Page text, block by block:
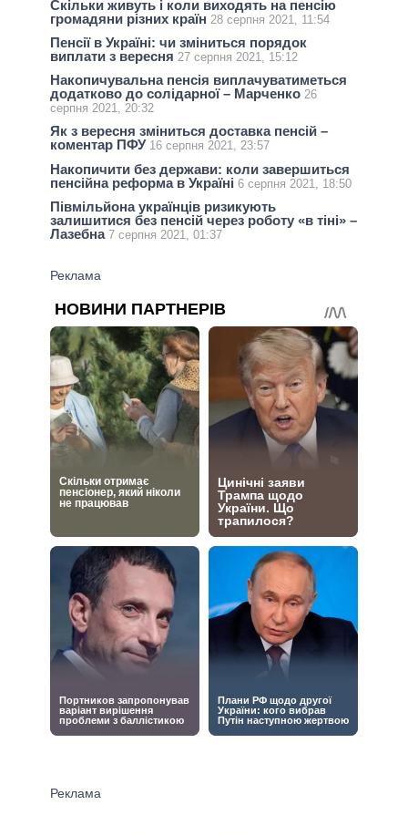
Скільки живуть і коли виходять на пенсію
громадяни різних країн 28 серпня 2021, 11:54
Пенсії в Україні: чи зміниться порядок
виплати з вересня 27 серпня 2021, 15:12
Накопичувальна пенсія виплачуватиметься
додатково до солідарної – Марченко 26
серпня 2021, 20:32
Як з вересня зміниться доставка пенсій –
коментар ПФУ 16 серпня 2021, 23:57
Накопичити без держави: коли завершиться
пенсійна реформа в Україні 6 серпня 2021, 18:50
Півмільйона українців ризикують
залишитися без пенсій через роботу «в тіні» –
Лазебна 7 серпня 2021, 01:37